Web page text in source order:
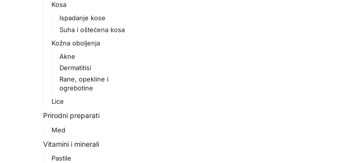
Kosa
Ispadanje kose
Suha i oštećena kosa
Kožna oboljenja
Akne
Dermatitisi
Rane, opekline i
ogrebotine
Lice
Prirodni preparati
Med
Vitamini i minerali
Pastile